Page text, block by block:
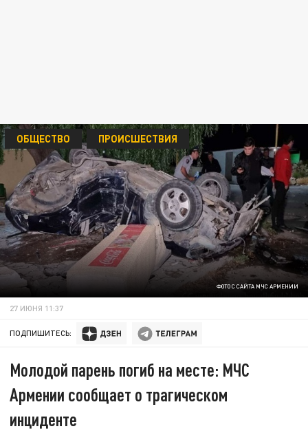
ФОТО С САЙТА МЧС АРМЕНИИ
ОБЩЕСТВО ПРОИСШЕСТВИЯ
27 ИЮНЯ 11:37
ПОДПИШИТЕСЬ:
Молодой парень погиб на месте: МЧС
Армении сообщает о трагическом
инциденте